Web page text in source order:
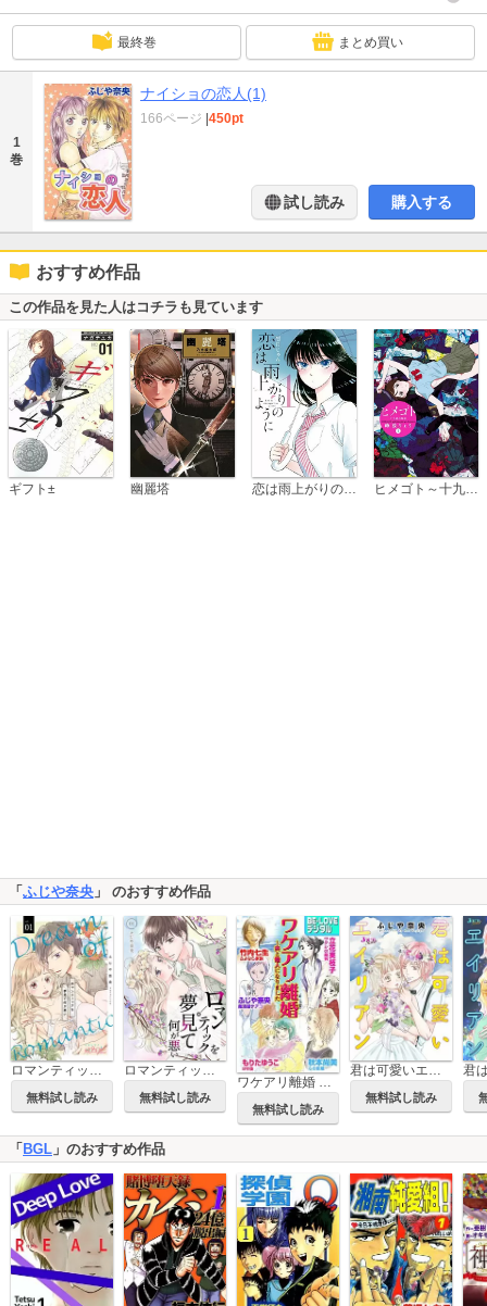
最終巻 まとめ買い
1
巻
ナイショの恋人(1)
166ページ 450pt
試し読み 購入する
おすすめ作品
この作品を見た人はコチラも見ています
ギフト± 幽麗塔 ヒメゴト～十九歳の制服～
「 ふじや奈央 」 のおすすめ作品
無料試し読み 無料試し読み
ワケアリ離婚 ～夫と他人になりました
無料試し読み
君は可愛いエイリアン 分冊版
無料試し読み
「 BGL 」のおすすめ作品